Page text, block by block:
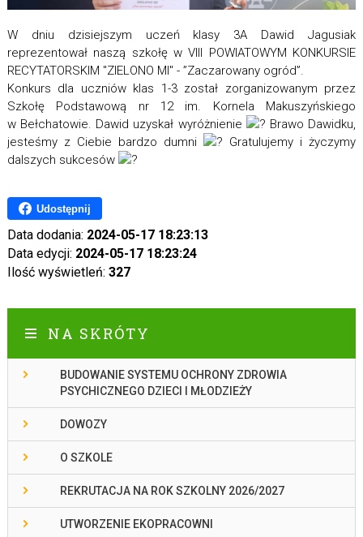
W dniu dzisiejszym uczeń klasy 3A Dawid Jagusiak
reprezentował naszą szkołę w VIII POWIATOWYM KONKURSIE
RECYTATORSKIM "ZIELONO MI" - ”Zaczarowany ogród”.
Konkurs dla uczniów klas 1-3 został zorganizowanym przez
Szkołę Podstawową nr 12 im. Kornela Makuszyńskiego
w Bełchatowie. Dawid uzyskał wyróżnienie
Brawo Dawidku,
jesteśmy z Ciebie bardzo dumni
Gratulujemy i życzymy
dalszych sukcesów
Udostępnij
Data dodania: 2024-05-17 18:23:13
Data edycji: 2024-05-17 18:23:24
Ilość wyświetleń: 327
NA SKRÓTY
BUDOWANIE SYSTEMU OCHRONY ZDROWIA
PSYCHICZNEGO DZIECI I MŁODZIEŻY
DOWOZY
O SZKOLE
REKRUTACJA NA ROK SZKOLNY 2026/2027
UTWORZENIE EKOPRACOWNI